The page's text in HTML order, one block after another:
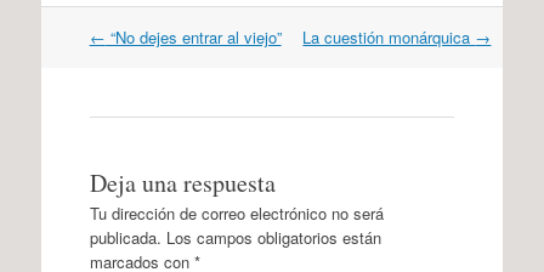
Navegación
← “No dejes entrar al viejo” La cuestión monárquica →
Deja una respuesta
Tu dirección de correo electrónico no será
publicada. Los campos obligatorios están
marcados con *